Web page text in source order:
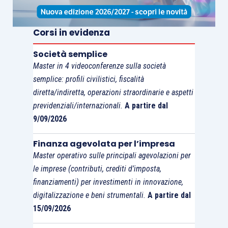
Centrali
LA SETTIMANA TRASCORSA
EUROPA: rallentano gli indicatori anticipatori
nell’Area Euro relativi al mese di marzo
Corsi in evidenza
Società semplice
Master in 4 videoconferenze sulla società
semplice: profili civilistici, fiscalità
diretta/indiretta, operazioni straordinarie e aspetti
previdenziali/internazionali. A partire dal
9/09/2026
Finanza agevolata per l’impresa
Master operativo sulle principali agevolazioni per
le imprese (contributi, crediti d’imposta,
finanziamenti) per investimenti in innovazione,
digitalizzazione e beni strumentali. A partire dal
15/09/2026